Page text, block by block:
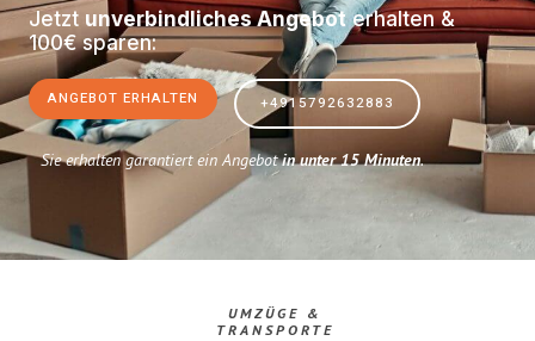
Jetzt unverbindliches Angeboterhalten &
100€ sparen:
ANGEBOT ERHALTEN +4915792632883
Sie erhalten garantiert ein Angebotin unter 15 Minuten.
UMZÜGE &
TRANSPORTE